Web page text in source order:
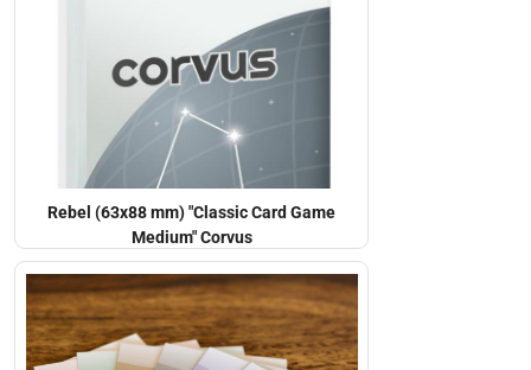
Rebel (63x88 mm) "Classic Card Game
Medium" Corvus